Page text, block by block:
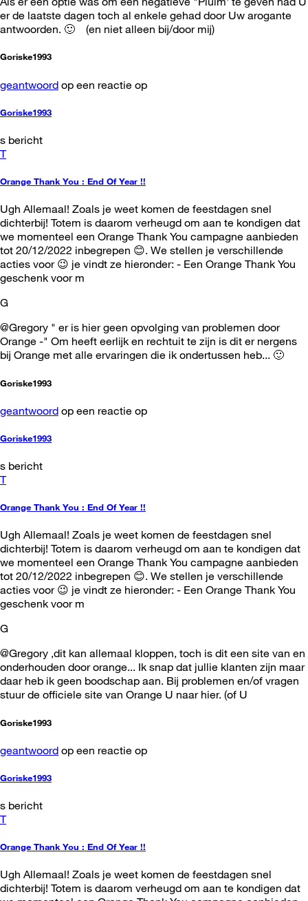
er de laatste dagen toch al enkele gehad door Uw arogante
antwoorden. 🙂 (en niet alleen bij/door mij)
Goriske1993
geantwoord op een reactie op
Goriske1993
s bericht
T
Orange Thank You : End Of Year !!
Ugh Allemaal! Zoals je weet komen de feestdagen snel
dichterbij! Totem is daarom verheugd om aan te kondigen dat
we momenteel een Orange Thank You campagne aanbieden
tot 20/12/2022 inbegrepen 😊. We stellen je verschillende
acties voor 😉 je vindt ze hieronder: - Een Orange Thank You
geschenk voor m
G
@Gregory " er is hier geen opvolging van problemen door
Orange -" Om heeft eerlijk en rechtuit te zijn is dit er nergens
bij Orange met alle ervaringen die ik ondertussen heb... 🙂
Goriske1993
geantwoord op een reactie op
Goriske1993
s bericht
T
Orange Thank You : End Of Year !!
Ugh Allemaal! Zoals je weet komen de feestdagen snel
dichterbij! Totem is daarom verheugd om aan te kondigen dat
we momenteel een Orange Thank You campagne aanbieden
tot 20/12/2022 inbegrepen 😊. We stellen je verschillende
acties voor 😉 je vindt ze hieronder: - Een Orange Thank You
geschenk voor m
G
@Gregory ,dit kan allemaal kloppen, toch is dit een site van en
onderhouden door orange... Ik snap dat jullie klanten zijn maar
daar heb ik geen boodschap aan. Bij problemen en/of vragen
stuur de officiele site van Orange U naar hier. (of U
Goriske1993
geantwoord op een reactie op
Goriske1993
s bericht
T
Orange Thank You : End Of Year !!
Ugh Allemaal! Zoals je weet komen de feestdagen snel
dichterbij! Totem is daarom verheugd om aan te kondigen dat